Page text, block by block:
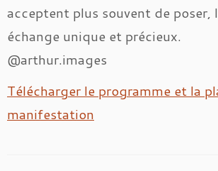
acceptent plus souvent de poser,
échange unique et précieux.
@arthur.images
Télécharger le programme et la
manifestation